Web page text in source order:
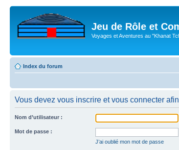
Jeu de Rôle et
Voyages et Aventures au "Khanat
Index du forum
Vous devez vous inscrire et vous connecter
Nom d’utilisateur :
Mot de passe :
J’ai oublié mon mot de passe